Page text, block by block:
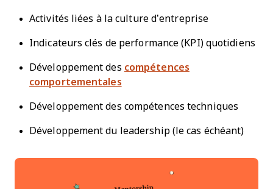
Activités liées à la culture d’entreprise
Indicateurs clés de performance (KPI) quotidiens
Développement des compétences
comportementales
Développement des compétences techniques
Développement du leadership (le cas échéant)